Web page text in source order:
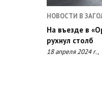
НОВОСТИ В
На въезде в
рухнул столб
18 апреля 2024 г.,